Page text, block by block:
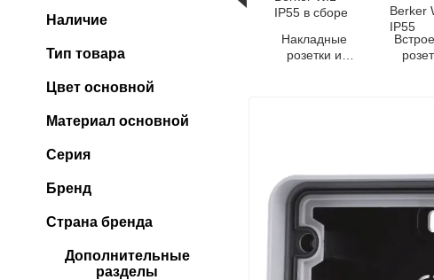
Накладные
розетки и
Наличие
Тип товара
Цвет основной
Материал основной
Серия
Бренд
Страна бренда
Дополнительные
разделы